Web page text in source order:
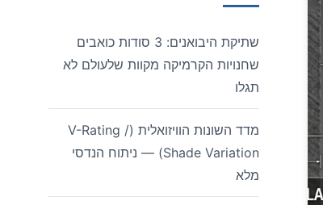
שתיקת היבואנים: 3 סודות כואבים
שחנויות הקרמיקה מקוות שלעולם לא
תגלו
מדד השונות הוויזואלית (V-Rating /
Shade Variation) — ניתוח הנדסי
מלא